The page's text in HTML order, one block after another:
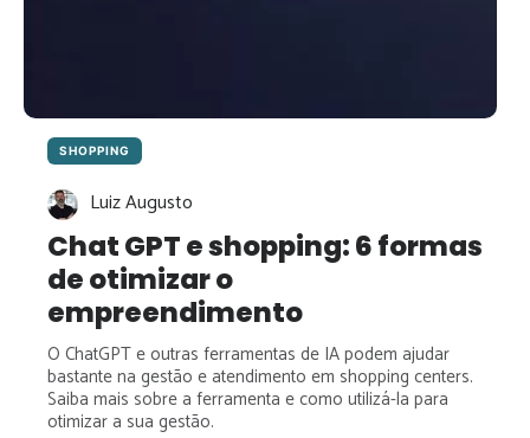
SHOPPING
Luiz Augusto
Chat GPT e shopping: 6 formas
de otimizar o
empreendimento
O ChatGPT e outras ferramentas de IA podem ajudar
bastante na gestão e atendimento em shopping centers.
Saiba mais sobre a ferramenta e como utilizá-la para
otimizar a sua gestão.